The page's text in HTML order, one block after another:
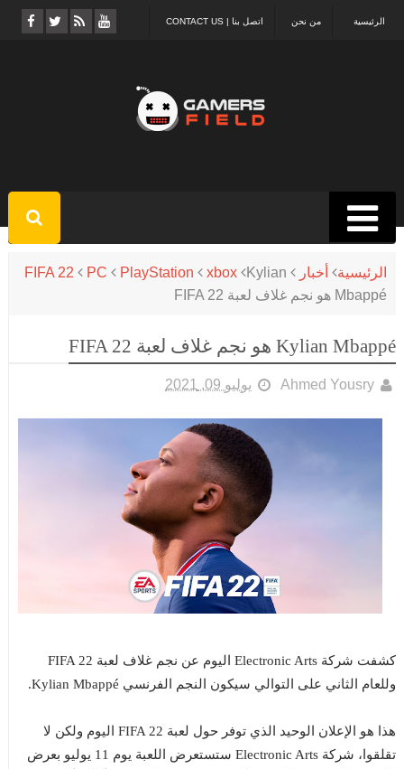
اتصل بنا | CONTACT US من نحن الرئيسية
الرئيسية أخبار FIFA 22 PC PlayStation xbox
Kylian
Mbappé هو نجم غلاف لعبة FIFA 22
Kylian Mbappé هو نجم غلاف لعبة FIFA 22
Ahmed Yousry يوليو 09, 2021
كشفت شركة Electronic Arts اليوم عن نجم غلاف لعبة FIFA 22
وللعام الثاني على التوالي سيكون النجم الفرنسي Kylian Mbappé.
هذا هو الإعلان الوحيد الذي توفر حول لعبة FIFA 22 اليوم ولكن لا
تقلقوا، شركة Electronic Arts ستستعرض اللعبة يوم 11 يوليو بعرض